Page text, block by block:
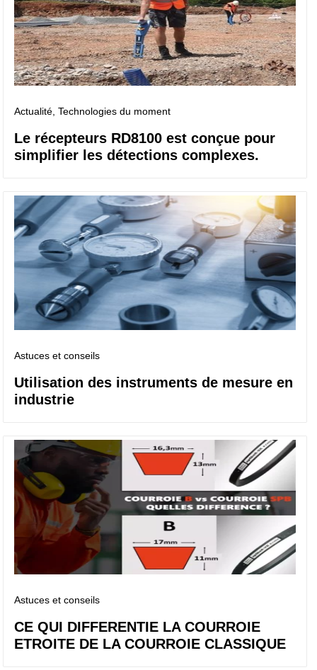
Actualité , Technologies du moment
Le récepteurs RD8100 est conçue pour
simplifier les détections complexes.
Astuces et conseils
Utilisation des instruments de mesure en
industrie
Astuces et conseils
CE QUI DIFFERENTIE LA COURROIE
ETROITE DE LA COURROIE CLASSIQUE